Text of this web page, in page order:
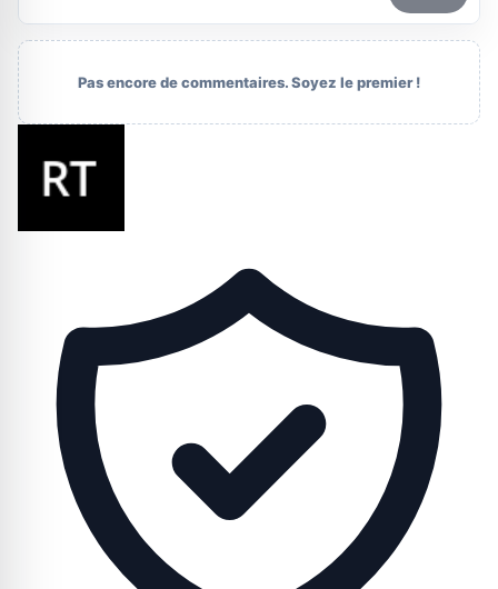
Pas encore de commentaires. Soyez le premier !